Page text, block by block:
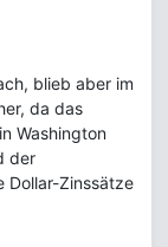
blieb aber im
da das
Washington
der
Dollar-Zinssätze